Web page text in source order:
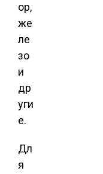
ор,
же
ле
зо
и
др
уги
е.
Дл
я